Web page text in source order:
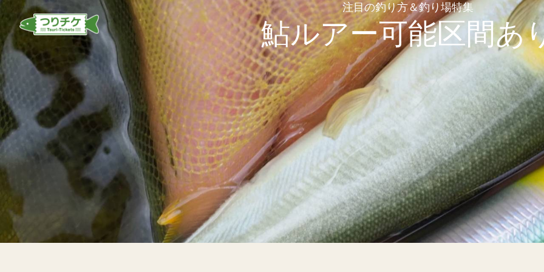
注目の釣り方＆釣り場特集
鮎ルアー可能区間あ